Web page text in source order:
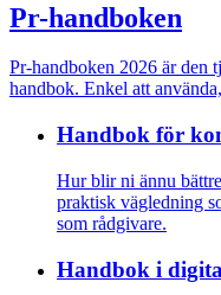
Pr-handboken
Pr-handboken 2026 är den
handbok. Enkel att
Handbok för
Hur blir ni ännu
praktisk vägledning
som rådgivare.
Handbok i